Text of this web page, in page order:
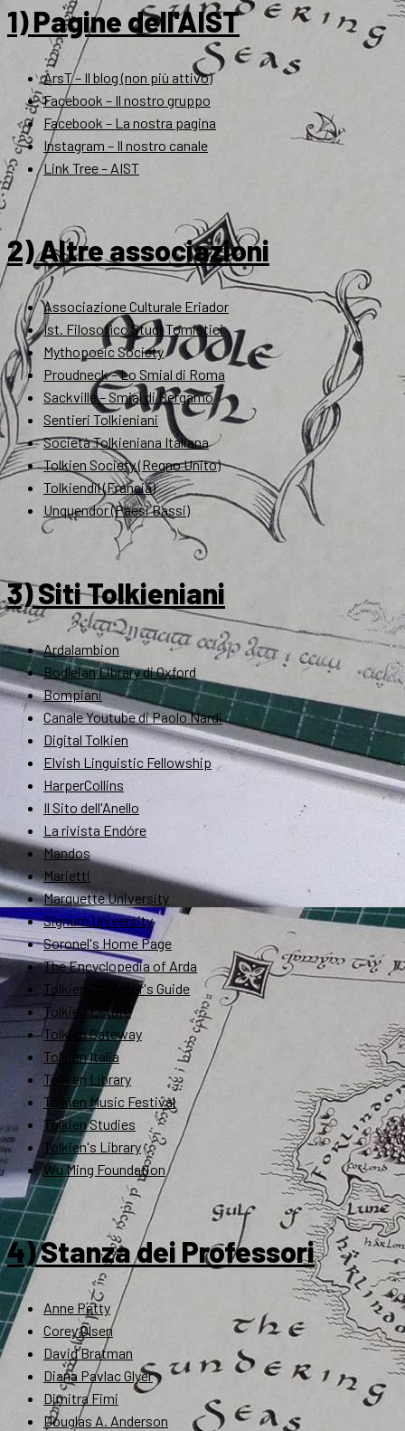
1) Pagine dell'AIST
ArsT – Il blog (non più attivo)
Facebook – Il nostro gruppo
Facebook – La nostra pagina
Instagram – Il nostro canale
Link Tree – AIST
2) Altre associazioni
Associazione Culturale Eriador
Ist. Filosofico Studi Tomistici
Mythopoeic Society
Proudneck – Lo Smial di Roma
Sackville – Smial di Bergamo
Sentieri Tolkieniani
Società Tolkieniana Italiana
Tolkien Society (Regno Unito)
Tolkiendil (Francia)
Unquendor (Paesi Bassi)
3) Siti Tolkieniani
Ardalambion
Bodleian Library di Oxford
Bompiani
Canale Youtube di Paolo Nardi
Digital Tolkien
Elvish Linguistic Fellowship
HarperCollins
Il Sito dell'Anello
La rivista Endóre
Mandos
Marietti
Marquette University
Signum University
Soronel's Home Page
The Encyclopedia of Arda
Tolkien Collector's Guide
Tolkien Estate
Tolkien Gateway
Tolkien Italia
Tolkien Library
Tolkien Music Festival
Tolkien Studies
Tolkien's Library
Wu Ming Foundation
4) Stanza dei Professori
Anne Petty
Corey Olsen
David Bratman
Diana Pavlac Glyer
Dimitra Fimi
Douglas A. Anderson